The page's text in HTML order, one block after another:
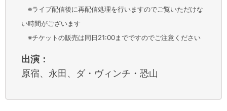
※ライブ配信後に再配信処理を行いますのでご覧いただけな
い時間がございます
※チケットの販売は同日21:00までですのでご注意ください
出演：
原宿、永田、ダ・ヴィンチ・恐山